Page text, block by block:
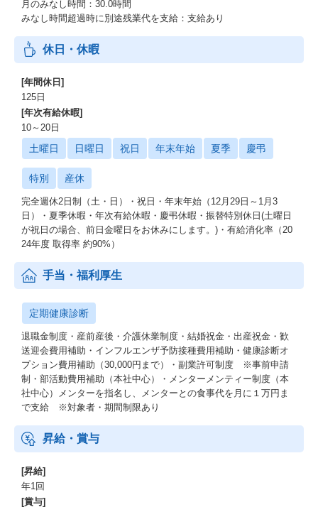
月のみなし時間：30.0時間
みなし時間超過時に別途残業代を支給：支給あり
休日・休暇
[年間休日]
125日
[年次有給休暇]
10～20日
土曜日 日曜日 祝日 年末年始 夏季 慶弔
特別 産休
完全週休2日制（土・日）・祝日・年末年始（12月29日～1月3
日）・夏季休暇・年次有給休暇・慶弔休暇・振替特別休日(土曜日
が祝日の場合、前日金曜日をお休みにします。)・有給消化率（20
24年度 取得率 約90%）
手当・福利厚生
定期健康診断
退職金制度・産前産後・介護休業制度・結婚祝金・出産祝金・歓
送迎会費用補助・インフルエンザ予防接種費用補助・健康診断オ
プション費用補助（30,000円まで）・副業許可制度 ※事前申請
制・部活動費用補助（本社中心）・メンターメンティー制度（本
社中心）メンターを指名し、メンターとの食事代を月に１万円ま
で支給 ※対象者・期間制限あり
昇給・賞与
[昇給]
年1回
[賞与]